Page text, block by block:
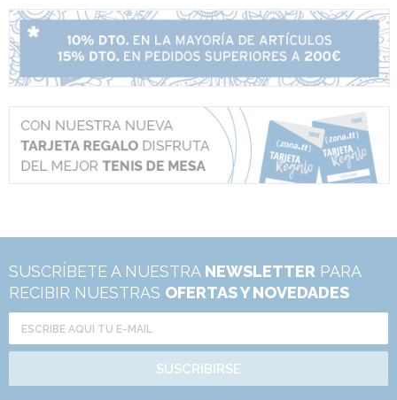
SUSCRÍBETE A NUESTRA NEWSLETTER PARA
RECIBIR NUESTRAS OFERTAS Y NOVEDADES
SUSCRIBIRSE